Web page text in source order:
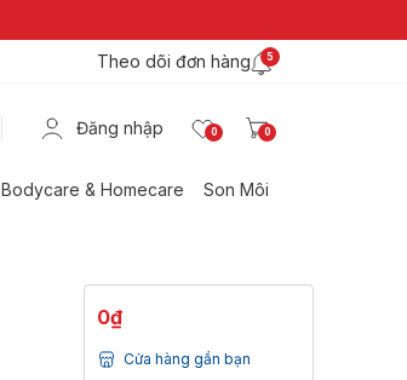
Theo dõi đơn hàng 5
Đăng nhập 0 0
Bodycare & Homecare Son Môi
0₫
Cửa hàng gần bạn